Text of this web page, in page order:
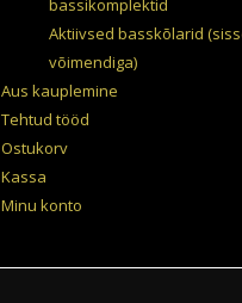
bassikomplektid
Aktiivsed basskõlarid
võimendiga)
Aus kauplemine
Tehtud tööd
Ostukorv
Kassa
Minu konto